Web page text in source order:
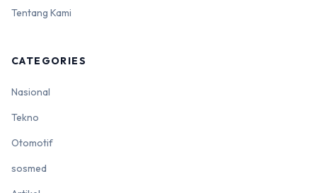
Tentang Kami
CATEGORIES
Nasional
Tekno
Otomotif
sosmed